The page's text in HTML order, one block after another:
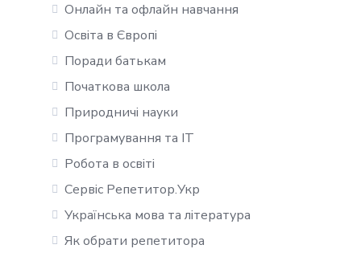
Онлайн та офлайн навчання
Освіта в Європі
Поради батькам
Початкова школа
Природничі науки
Програмування та IT
Робота в освіті
Сервіс Репетитор.Укр
Українська мова та література
Як обрати репетитора